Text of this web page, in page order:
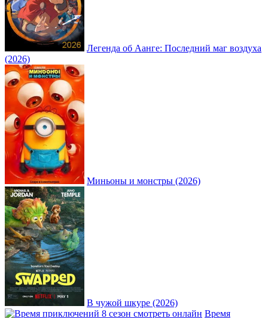
Легенда об Аанге: Последний маг воздуха
(2026)
Миньоны и монстры (2026)
В чужой шкуре (2026)
Время